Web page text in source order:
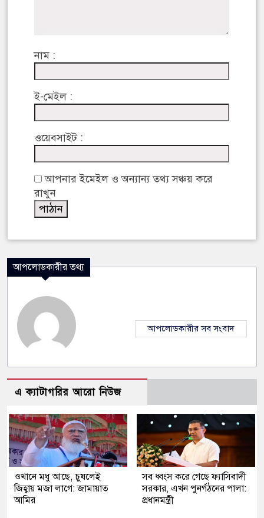
নাম :
ই-মেইল :
ওয়েবসাইট :
আপনার ইমেইল ও অন্যান্য তথ্য সঞ্চয় করে
রাখুন
আপলোডকারীর তথ্য
আপলোডকারীর সব সংবাদ
এ ক্যাটাগরির আরো নিউজ
ওখানে মধু আছে, চুষলেই
জিহ্বায় মজা লাগে: জামায়াত
আমির
সব ধ্বংস করে গেছে ফ্যাসিবাদী
সরকার, এখন পুনর্গঠনের পালা:
প্রধানমন্ত্রী